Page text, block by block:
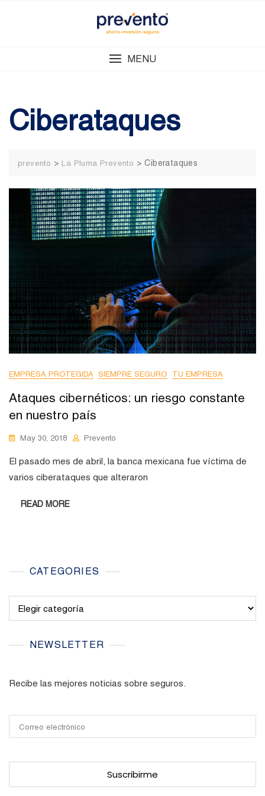
MENU
Ciberataques
prevento > La Pluma Prevento >Ciberataques
EMPRESA PROTEGIDA SIEMPRE SEGURO TU EMPRESA
Ataques cibernéticos: un riesgo constante
en nuestro país
May 30, 2018 Prevento
El pasado mes de abril, la banca mexicana fue víctima de
varios ciberataques que alteraron
READ MORE
CATEGORIES
NEWSLETTER
Recibe las mejores noticias sobre seguros.